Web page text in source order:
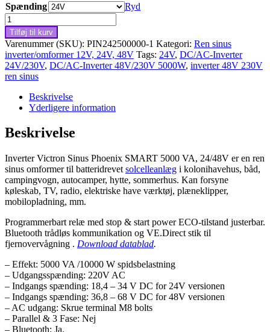
Spænding
Ryd
Inverter
Victron
Energy
Sinus
Phoenix
5000VA,
24/48V
SMART
antal
Tilføj til kurv
Varenummer (SKU): PIN242500000-1 Kategori: Ren sinus
inverter/omformer 12V, 24V, 48V Tags: 24V, DC/AC-Inverter
24V/230V, DC/AC-Inverter 48V/230V 5000W, inverter 48V 230V
ren sinus
Beskrivelse
Yderligere information
Beskrivelse
Inverter Victron Sinus Phoenix SMART 5000 VA, 24/48V er en ren
sinus omformer til batteridrevet solcelleanlæg i kolonihavehus, båd,
campingvogn, autocamper, hytte, sommerhus. Kan forsyne
køleskab, TV, radio, elektriske have værktøj, plæneklipper,
mobilopladning, mm.
Programmerbart relæ med stop & start power ECO-tilstand justerbar.
Bluetooth trådløs kommunikation og VE.Direct stik til
fjernovervågning . Download datablad.
– Effekt: 5000 VA /10000 W spidsbelastning
– Udgangsspænding: 220V AC
– Indgangs spænding: 18,4 – 34 V DC for 24V versionen
– Indgangs spænding: 36,8 – 68 V DC for 48V versionen
– AC udgang: Skrue terminal M8 bolts
– Parallel & 3 Fase: Nej
– Bluetooth: Ja.